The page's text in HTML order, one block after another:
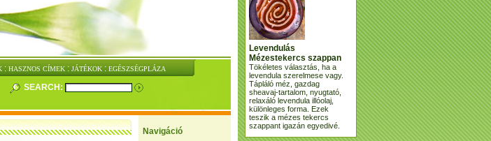
: HASZNOS CÍMEK : JÁTÉKOK : EGÉSZSÉGPLÁZA
SEARCH:
Navigáció
Levendulás
Mézestekercs szappan
Tökéletes választás, ha a
levendula szerelmese vagy.
Tápláló méz, gazdag
sheavaj-tartalom, nyugtató,
relaxáló levendula illóolaj,
különleges forma. Ezek
teszik a mézes tekercs
szappant igazán egyedivé.